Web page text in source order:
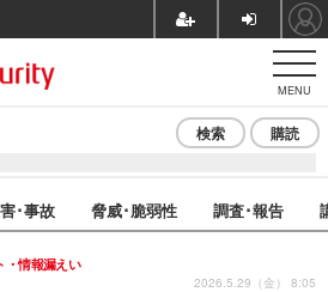
MENU
検索 購読
･事故 脅威･脆弱性 調査･報告
・情報漏えい
2026.5.29（金） 8:05